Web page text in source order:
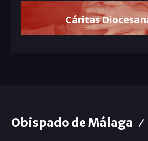
Cáritas
Obispado de Málaga